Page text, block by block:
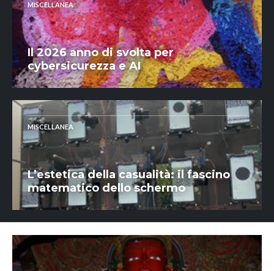
MISCELLANEA
Il 2026 anno di svolta per
cybersicurezza e AI
MISCELLANEA
L’estetica della casualità: il fascino
matematico dello schermo